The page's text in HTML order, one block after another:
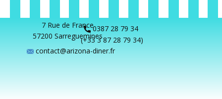
7 Rue de France
57200 Sarreg​uemines
0387 28 79 34
(+33 3 87 28 79 34)
contact@arizona-diner.fr